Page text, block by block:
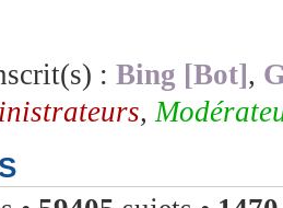
: Bing [Bot],
,